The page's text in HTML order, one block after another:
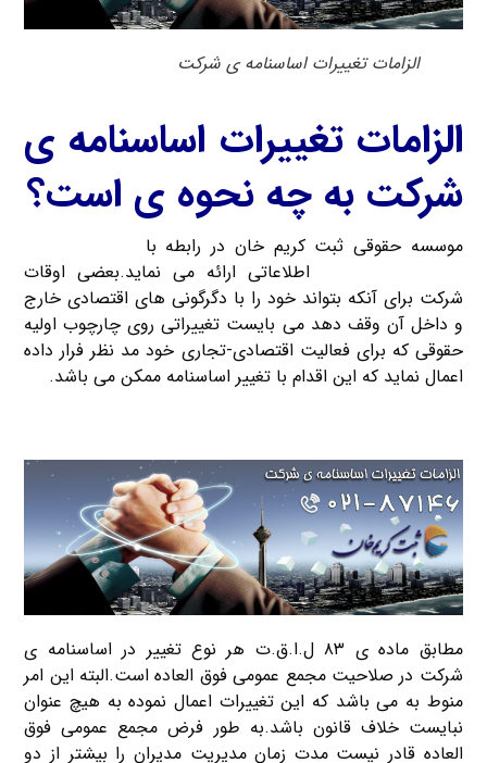
الزامات تغییرات اساسنامه ی شرکت
الزامات تغییرات اساسنامه ی
شرکت به چه نحوه ی است؟
موسسه حقوقی ثبت کریم خان در رابطه با
اطلاعاتی ارائه می نماید.بعضی اوقات
شرکت برای آنکه بتواند خود را با دگرگونی های اقتصادی خارج
و داخل آن وقف دهد می بایست تغییراتی روی چارچوب اولیه
حقوقی که برای فعالیت اقتصادی-تجاری خود مد نظر فرار داده
اعمال نماید که این اقدام با تغییر اساسنامه ممکن می باشد.
مطابق ماده ی ۸۳ ل.ا.ق.ت هر نوع تغییر در اساسنامه ی
شرکت در صلاحیت مجمع عمومی فوق العاده است.البته این امر
منوط به می باشد که این تغییرات اعمال نموده به هیچ عنوان
نبایست خلاف قانون باشد.به طور فرض مجمع عمومی فوق
العاده قادر نیست مدت زمان مدیریت مدیران را بیشتر از دو